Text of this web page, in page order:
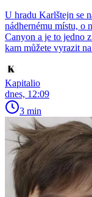
U hradu Karlštejn se
nádhernému místu, o
Canyon a je to jedno
kam můžete vyrazit
Kapitalio
dnes, 12:09
3 min